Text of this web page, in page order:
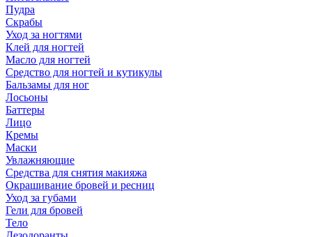
Пудра
Скрабы
Уход за ногтями
Клей для ногтей
Масло для ногтей
Средство для ногтей и кутикулы
Бальзамы для ног
Лосьоны
Баттеры
Лицо
Кремы
Маски
Увлажняющие
Средства для снятия макияжа
Окрашивание бровей и ресниц
Уход за губами
Гели для бровей
Тело